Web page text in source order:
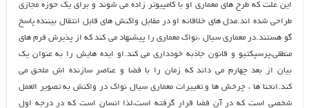
این علت که طرح های معماری او با کامپیوتر زاده می شوند و برای یک حوزه مجازی
طراحی شده اند.مدل های خلاقانه او در مقابل واکنش های قابل انتقال بیننده پاسخ
گو هستند.در معماری سیال ،نواک معماری را پیشنهاد می کند که از پذیرش فرم های
منطقی،پرسپکتیو و قانون جاذبه خودداری می کند.او ایده هایش را به عنوان یک
بیان از بعد چهارم می داند که زمان را با فضا و عناصر سازنده اش ملحق می
کند.انحنا ها ، چرخش ها و تغییرات معماری سیال نواک در واکنش به تصویر العمل
شخصی است که در آن فضا قرار گرفته است،لذا انسان است که در درجه اول